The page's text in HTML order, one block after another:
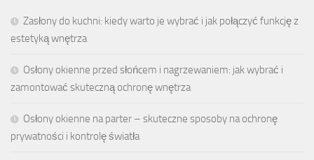
Zasłony do kuchni: kiedy warto je wybrać i jak połączyć funkcję z
estetyką wnętrza
Osłony okienne przed słońcem i nagrzewaniem: jak wybrać i
zamontować skuteczną ochronę wnętrza
Osłony okienne na parter – skuteczne sposoby na ochronę
prywatności i kontrolę światła